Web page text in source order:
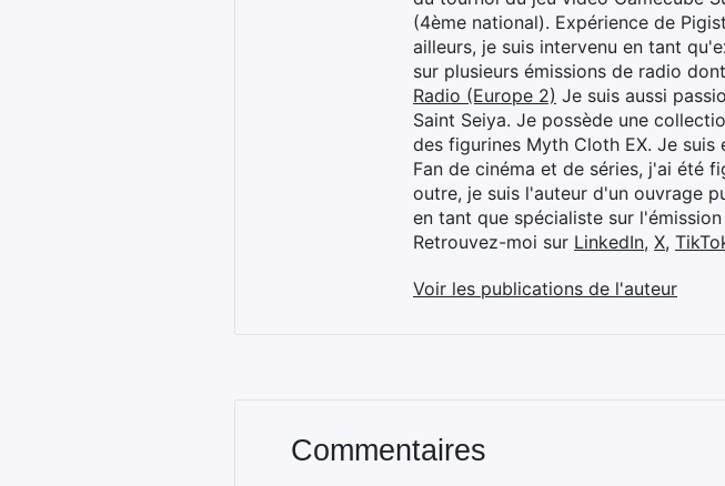
(4ème national). Expérience de
ailleurs, je suis intervenu en tant
sur plusieurs émissions de radio
Radio (Europe 2) Je suis aussi
Saint Seiya. Je possède une
des figurines Myth Cloth EX. Je suis
Fan de cinéma et de séries, j'ai été
outre, je suis l'auteur d'un ouvrage
en tant que spécialiste sur
Retrouvez-moi sur LinkedIn, X,
Voir les publications de l'auteur
Commentaires